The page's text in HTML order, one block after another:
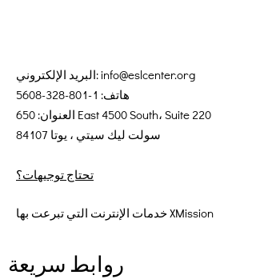
البريد الإلكتروني:info@eslcenter.org
هاتف: 1-801-328-5608
العنوان: 650 East 4500 South، Suite 220
سولت ليك سيتي ، يوتا 84107
تحتاج توجيهات؟
خدمات الإنترنت التي تبرعت بها XMission
روابط سريعة